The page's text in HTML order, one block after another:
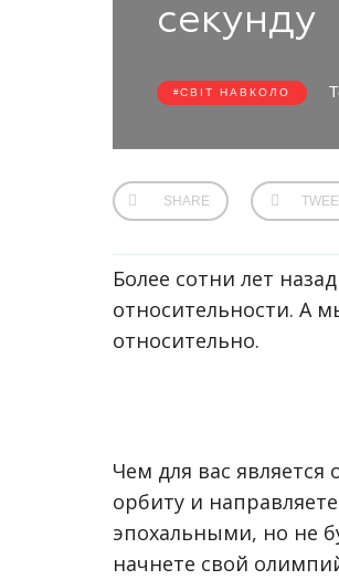
секунду
СВІТ НАВКОЛО
SHARE
Более сотни лет
относительности. А
относительно.
Чем для вас
орбиту и
эпохальными, но не
начнете свой